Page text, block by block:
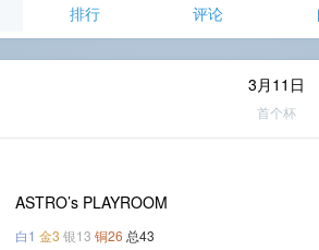
排行 评论
3月11日
首个杯
ASTRO’s PLAYROOM
白1 金3 银13 铜26 总43